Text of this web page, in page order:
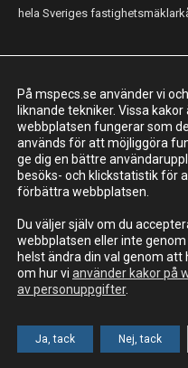
hela Sveriges
Mäklarsamfundet System i
Adress: Luntmakargatan 26,
010-221 61 00
support@mspecs.se
Information om
På mspecs.se använder vi
liknande tekniker. Vissa
webbplatsen fungerar som
används för att möjliggöra
ge dig en bättre
besöks- och klickstatistik för
förbättra webbplatsen.
Du väljer själv om du
webbplatsen eller inte
helst ändra din val genom
om hur vi använder kakor på
av personuppgifter.
Ja, tack Nej, tack